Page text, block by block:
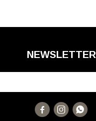
NEWSLETTER
  